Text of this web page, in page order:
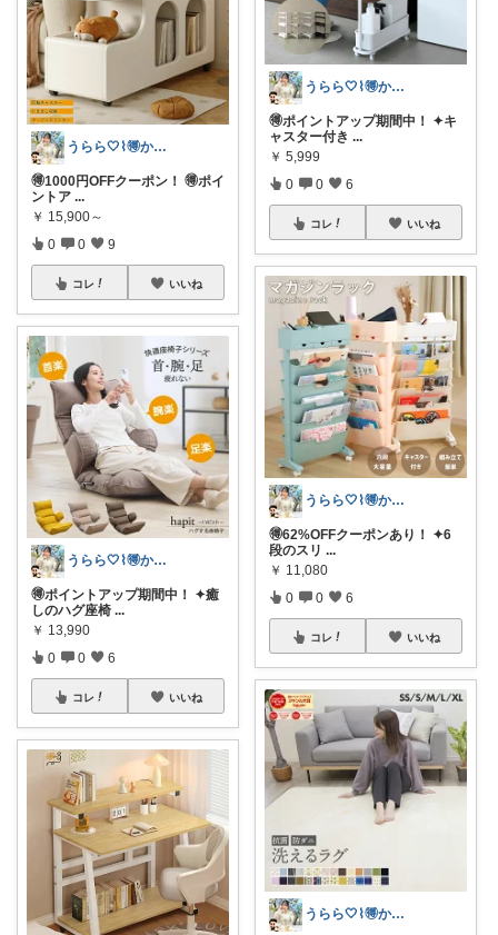
うらら🤍⌇🉐かわいい暮らし
🉐1000円OFFクーポン！ 🉐ポイ
ントア ...
￥ 15,900～
0 0 9
コレ いいね
うらら🤍⌇🉐かわいい暮らし
🉐ポイントアップ期間中！ ✦癒
しのハグ座椅 ...
￥ 13,990
0 0 6
コレ いいね
うらら🤍⌇🉐かわいい暮らし
🉐ポイントアップ期間中！ ✦キ
ャスター付き ...
￥ 5,999
0 0 6
コレ いいね
うらら🤍⌇🉐かわいい暮らし
🉐62%OFFクーポンあり！ ✦6
段のスリ ...
￥ 11,080
0 0 6
コレ いいね
うらら🤍⌇🉐かわいい暮らし